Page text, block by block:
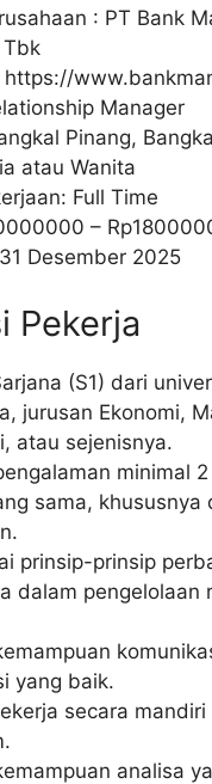
: PT Bank
Tbk
https://
Manager
Pinang,
atau Wanita
Full Time
– Rp
Desember 2025
Pekerja
(S1) dari
jurusan Ekonomi,
atau sejenisnya.
minimal
sama, khususnya
prinsip-prinsip
dalam pengelolaan
yang baik.
secara mandiri
analisa